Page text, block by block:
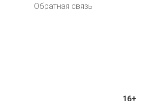
Обратная связь
16+